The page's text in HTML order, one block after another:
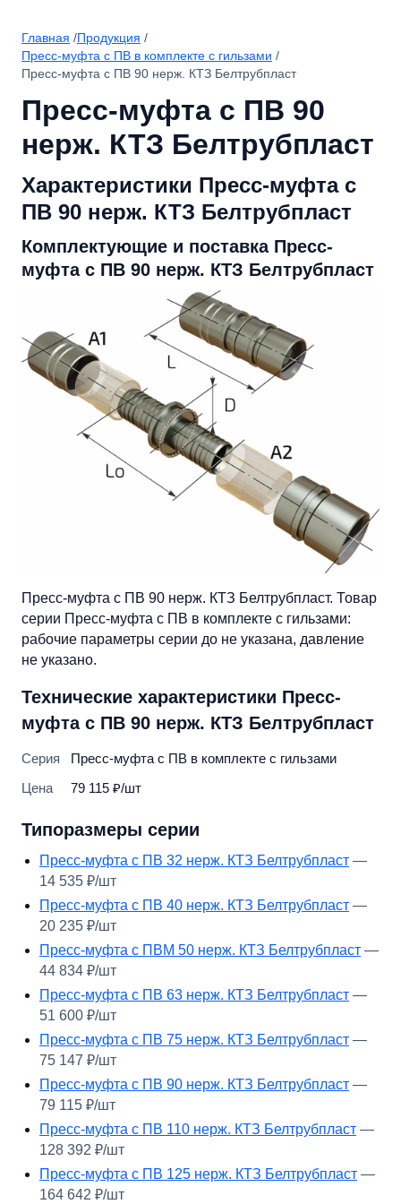
Главная /Продукция /
Пресс-муфта с ПВ в комплекте с гильзами /
Пресс-муфта с ПВ 90 нерж. КТЗ Белтрубпласт
Пресс-муфта с ПВ 90
нерж. КТЗ Белтрубпласт
Характеристики Пресс-муфта с
ПВ 90 нерж. КТЗ Белтрубпласт
Комплектующие и поставка Пресс-
муфта с ПВ 90 нерж. КТЗ Белтрубпласт
Пресс-муфта с ПВ 90 нерж. КТЗ Белтрубпласт. Товар
серии Пресс-муфта с ПВ в комплекте с гильзами:
рабочие параметры серии до не указана, давление
не указано.
Технические характеристики Пресс-
муфта с ПВ 90 нерж. КТЗ Белтрубпласт
Серия
Пресс-муфта с ПВ в комплекте с гильзами
Цена
79 115 ₽/шт
Типоразмеры серии
Пресс-муфта с ПВ 32 нерж. КТЗ Белтрубпласт —
14 535 ₽/шт
Пресс-муфта с ПВ 40 нерж. КТЗ Белтрубпласт —
20 235 ₽/шт
Пресс-муфта с ПВМ 50 нерж. КТЗ Белтрубпласт —
44 834 ₽/шт
Пресс-муфта с ПВ 63 нерж. КТЗ Белтрубпласт —
51 600 ₽/шт
Пресс-муфта с ПВ 75 нерж. КТЗ Белтрубпласт —
75 147 ₽/шт
Пресс-муфта с ПВ 90 нерж. КТЗ Белтрубпласт —
79 115 ₽/шт
Пресс-муфта с ПВ 110 нерж. КТЗ Белтрубпласт —
128 392 ₽/шт
Пресс-муфта с ПВ 125 нерж. КТЗ Белтрубпласт —
164 642 ₽/шт